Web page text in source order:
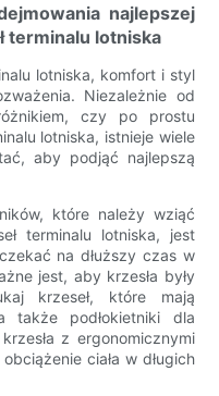
najlepszej
terminalu lotniska
lotniska, komfort i styl
Niezależnie od
czy po prostu
lotniska, istnieje wiele
aby podjąć najlepszą
które należy wziąć
terminalu lotniska, jest
na dłuższy czas w
jest, aby krzesła były
krzeseł, które mają
także podłokietniki dla
z ergonomicznymi
ciała w długich